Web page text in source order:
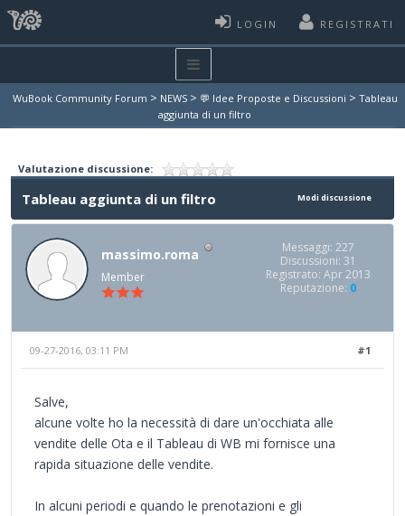
LOGIN REGISTRATI
WuBook Community Forum > NEWS > 💬 Idee Proposte e Discussioni > Tableau
aggiunta di un filtro
Valutazione discussione:
Modi discussione
Tableau aggiunta di un filtro
massimo.roma
Member
Messaggi: 227
Discussioni: 31
Registrato: Apr 2013
Reputazione: 0
#1
09-27-2016, 03:11 PM
Salve,
alcune volte ho la necessità di dare un'occhiata alle
vendite delle Ota e il Tableau di WB mi fornisce una
rapida situazione delle vendite.
In alcuni periodi e quando le prenotazioni e gli